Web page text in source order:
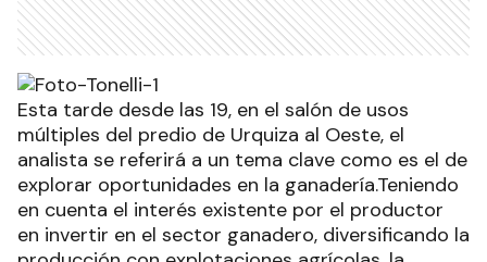
Esta tarde desde las 19, en el salón de usos
múltiples del predio de Urquiza al Oeste, el
analista se referirá a un tema clave como es el de
explorar oportunidades en la ganadería.Teniendo
en cuenta el interés existente por el productor
en invertir en el sector ganadero, diversificando la